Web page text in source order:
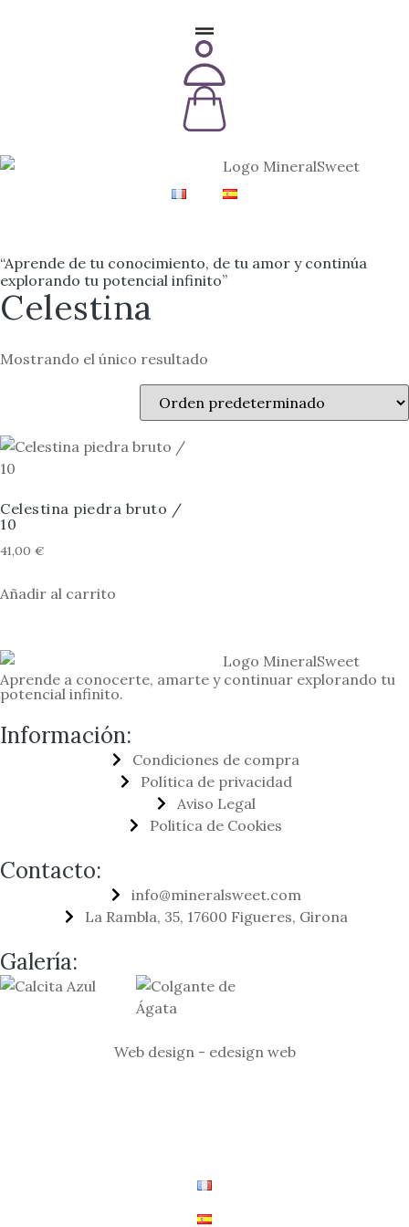
“Aprende de tu conocimiento, de tu amor y continúa
explorando tu potencial infinito”
Celestina
Mostrando el único resultado
Celestina piedra bruto /
10
41,00 €
Añadir al carrito
Aprende a conocerte, amarte y continuar explorando tu
potencial infinito.
Información:
Condiciones de compra
Política de privacidad
Aviso Legal
Politíca de Cookies
Contacto:
info@mineralsweet.com
La Rambla, 35, 17600 Figueres, Girona
Galería:
Web design - edesign web